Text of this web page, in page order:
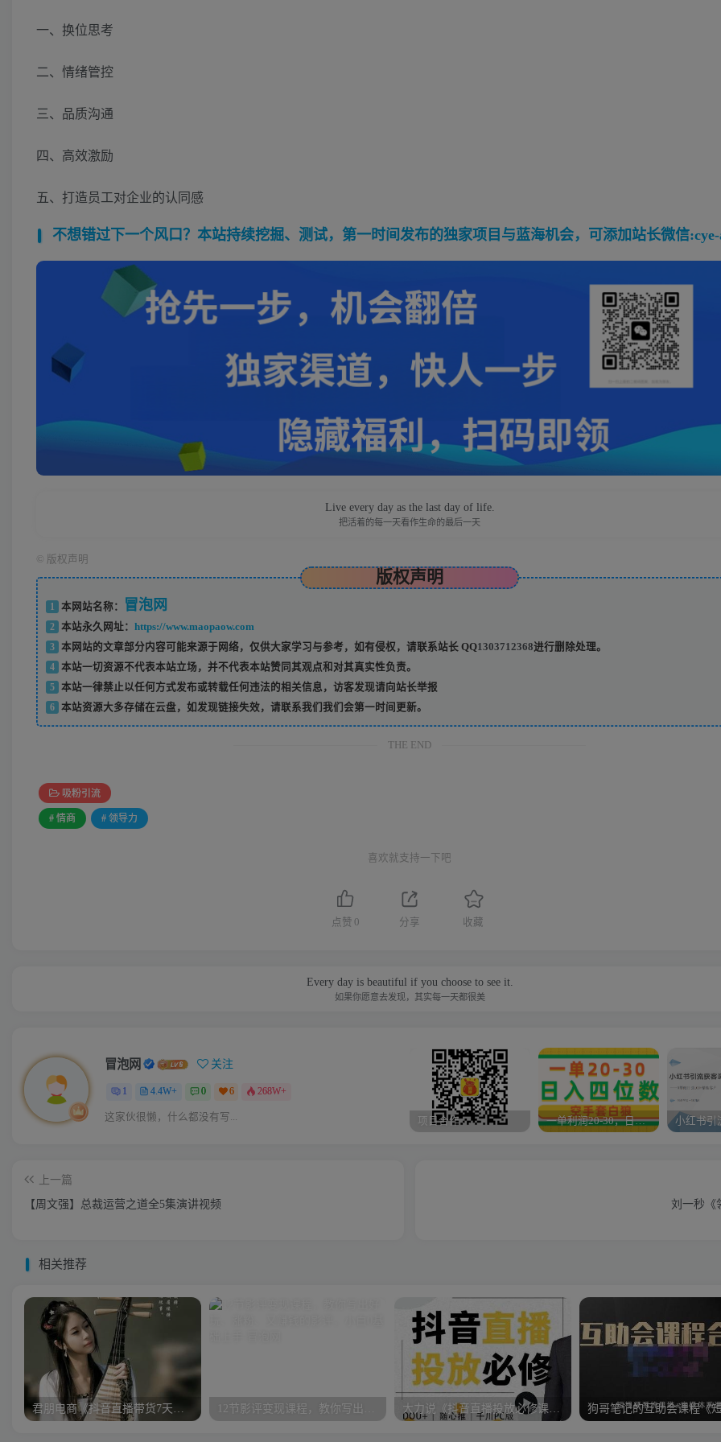
一、换位思考
二、情绪管控
三、品质沟通
四、高效激励
五、打造员工对企业的认同感
不想错过下一个风口？本站持续挖掘、测试，第一时间发布的独家项目与蓝海机会，可添加站长微信
Live every day as the last day of life.
把活着的每一天看作生命的最后一天
版权声明
版权声明
1 本网站名称： 冒泡网
2 本站永久网址： https://www.maopaow.com
3
本网站的文章部分内容可能来源于网络，仅供大家学习与参考，如有侵权，请联系站长 QQ1303712368进行删除处理。
4
本站一切资源不代表本站立场，并不代表本站赞同其观点和对其真实性负责。
5
本站一律禁止以任何方式发布或转载任何违法的相关信息，访客发现请向站长举报
6
本站资源大多存储在云盘，如发现链接失效，请联系我们我们会第一时间更新。
THE END
吸粉引流
# 情商 # 领导力
喜欢就支持一下吧
点赞 0 分享 收藏
Every day is beautiful if you choose to see it.
如果你愿意去发现，其实每一天都很美
冒泡网 关注
1 4.4W+ 0 6 268W+
这家伙很懒，什么都没有写... 项目合作 一单利润20-30，日入四位数，空手套白狼，只要做就能赚，简单无套路
上一篇
【周文强】总裁运营之道全5集演讲视频
刘一秒《
相关推荐